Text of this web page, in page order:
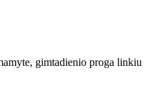
gimtadienio proga linkiu